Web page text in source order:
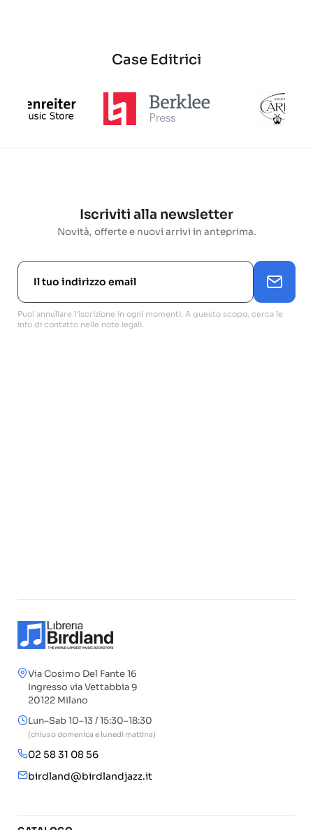
Case Editrici
Iscriviti alla newsletter
Novità, offerte e nuovi arrivi in anteprima.
Puoi annullare l'iscrizione in ogni momenti. A questo scopo, cerca le
info di contatto nelle note legali.
Via Cosimo Del Fante 16
Ingresso via Vettabbia 9
20122 Milano
Lun–Sab 10–13 / 15:30–18:30
(chiuso domenica e lunedì mattina)
02 58 31 08 56
birdland@birdlandjazz.it